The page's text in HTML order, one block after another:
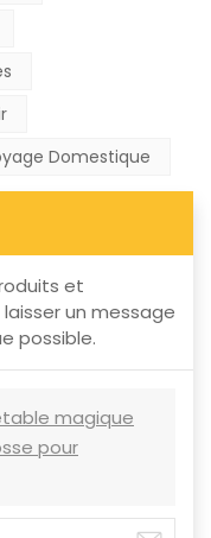
Domestique
et
un message
possible.
magique
pour